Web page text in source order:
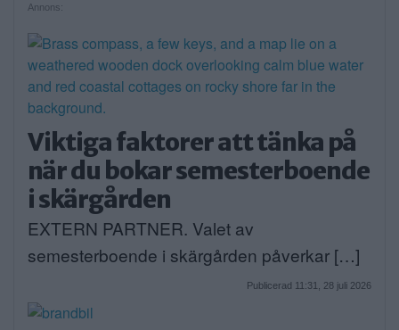
Annons:
Viktiga faktorer att tänka på
när du bokar semesterboende
i skärgården
EXTERN PARTNER. Valet av
semesterboende i skärgården påverkar […]
Publicerad 11:31, 28 juli 2026